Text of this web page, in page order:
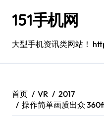
151手机网
大型手机资讯类网站！
首页 VR
2017
操作简单画质出众